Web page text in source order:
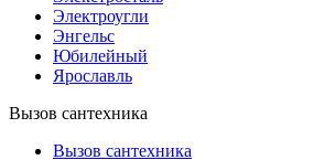
Электроугли
Энгельс
Юбилейный
Ярославль
Вызов сантехника
Вызов сантехника